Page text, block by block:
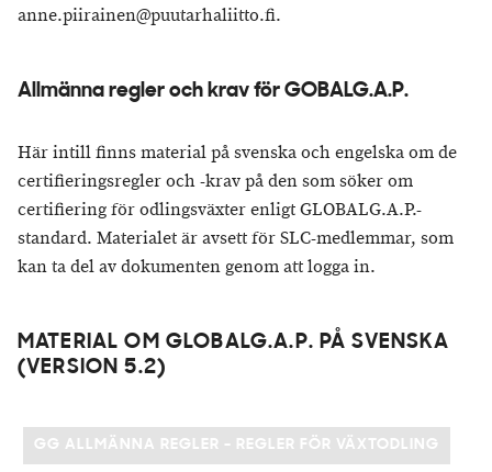
anne.piirainen@puutarhaliitto.fi.
Allmänna regler och krav för GOBALG.A.P.
Här intill finns material på svenska och engelska om de
certifieringsregler och -krav på den som söker om
certifiering för odlingsväxter enligt GLOBALG.A.P.-
standard. Materialet är avsett för SLC-medlemmar, som
kan ta del av dokumenten genom att logga in.
MATERIAL OM GLOBALG.A.P. PÅ SVENSKA
(VERSION 5.2)
GG ALLMÄNNA REGLER - REGLER FÖR VÄXTODLING